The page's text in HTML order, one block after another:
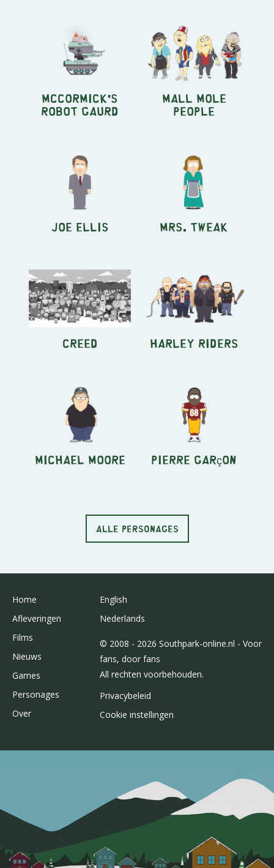
McCormick's
Robot Gaurd
Mall Mole
People
Joe Ellis Mrs. Tweak
Creed Harley Riders
Michael Moore Pierre Garçon
ALLE PERSONAGES
Home
Afleveringen
Films
Nieuws
Games
Personages
Over
English
Nederlands
© 2008 - 2026 Southpark-online.nl - Voor
fans, door fans
All rechten voorbehouden.
Privacybeleid
Cookie instellingen